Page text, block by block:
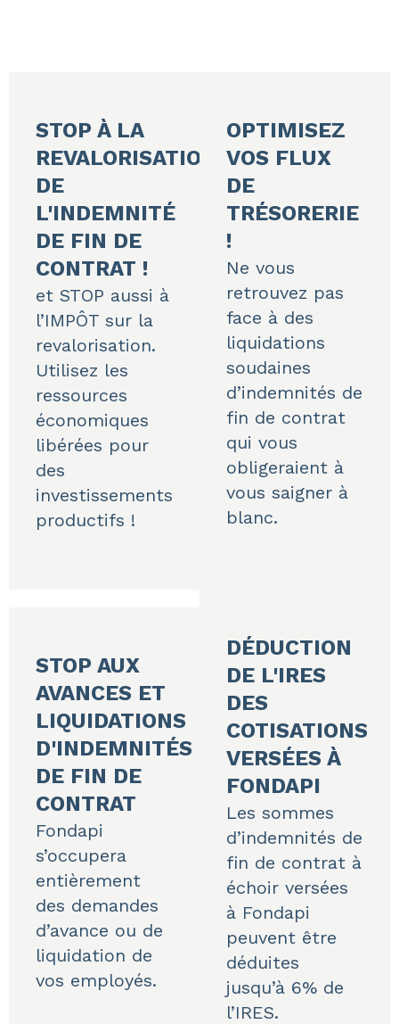
STOP À LA
REVALORISATION
DE
L'INDEMNITÉ
DE FIN DE
CONTRAT !
et STOP aussi à
l’IMPÔT sur la
revalorisation.
Utilisez les
ressources
économiques
libérées pour
des
investissements
productifs !
OPTIMISEZ
VOS FLUX
DE
TRÉSORERIE
!
Ne vous
retrouvez pas
face à des
liquidations
soudaines
d’indemnités de
fin de contrat
qui vous
obligeraient à
vous saigner à
blanc.
STOP AUX
AVANCES ET
LIQUIDATIONS
D'INDEMNITÉS
DE FIN DE
CONTRAT
Fondapi
s’occupera
entièrement
des demandes
d’avance ou de
liquidation de
vos employés.
DÉDUCTION
DE L'IRES
DES
COTISATIONS
VERSÉES À
FONDAPI
Les sommes
d’indemnités de
fin de contrat à
échoir versées
à Fondapi
peuvent être
déduites
jusqu’à 6% de
l’IRES.